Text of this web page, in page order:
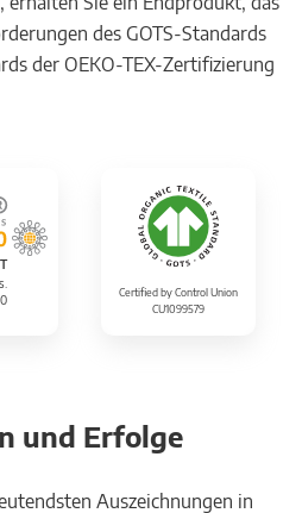
des GOTS-Standards
der OEKO-TEX-Zertifizierung
Certified by Control Union
CU1099579
und Erfolge
Auszeichnungen in